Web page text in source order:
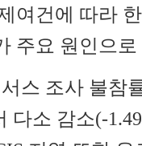
여건에 따라
주요 원인으
스 조사 불참
다소 감소(-